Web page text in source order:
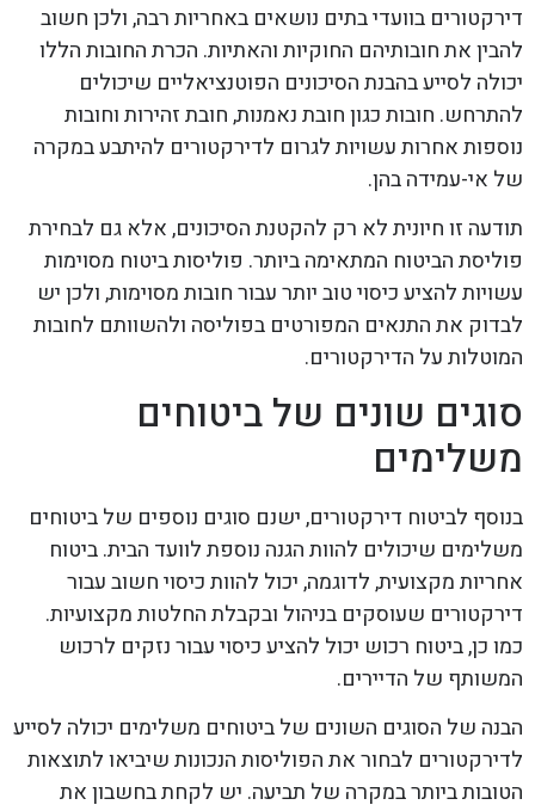
דירקטורים בוועדי בתים נושאים באחריות רבה, ולכן חשוב
להבין את חובותיהם החוקיות והאתיות. הכרת החובות הללו
יכולה לסייע בהבנת הסיכונים הפוטנציאליים שיכולים
להתרחש. חובות כגון חובת נאמנות, חובת זהירות וחובות
נוספות אחרות עשויות לגרום לדירקטורים להיתבע במקרה
של אי-עמידה בהן.
תודעה זו חיונית לא רק להקטנת הסיכונים, אלא גם לבחירת
פוליסת הביטוח המתאימה ביותר. פוליסות ביטוח מסוימות
עשויות להציע כיסוי טוב יותר עבור חובות מסוימות, ולכן יש
לבדוק את התנאים המפורטים בפוליסה ולהשוותם לחובות
המוטלות על הדירקטורים.
סוגים שונים של ביטוחים
משלימים
בנוסף לביטוח דירקטורים, ישנם סוגים נוספים של ביטוחים
משלימים שיכולים להוות הגנה נוספת לוועד הבית. ביטוח
אחריות מקצועית, לדוגמה, יכול להוות כיסוי חשוב עבור
דירקטורים שעוסקים בניהול ובקבלת החלטות מקצועיות.
כמו כן, ביטוח רכוש יכול להציע כיסוי עבור נזקים לרכוש
המשותף של הדיירים.
הבנה של הסוגים השונים של ביטוחים משלימים יכולה לסייע
לדירקטורים לבחור את הפוליסות הנכונות שיביאו לתוצאות
הטובות ביותר במקרה של תביעה. יש לקחת בחשבון את